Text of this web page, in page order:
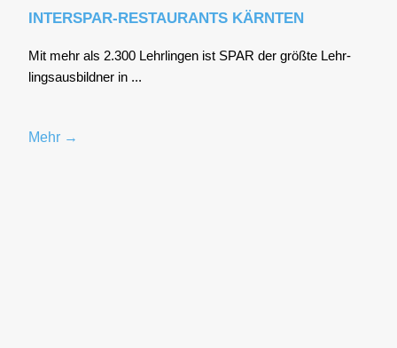
INTERSPAR-RESTAURANTS KÄRNTEN
Mit mehr als 2.300 Lehr­lin­gen ist SPAR der größ­te Lehr­
lings­aus­bild­ner in ...
Mehr →